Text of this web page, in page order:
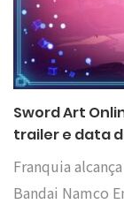
Sword Art
trailer e data
Franquia
Bandai Namco